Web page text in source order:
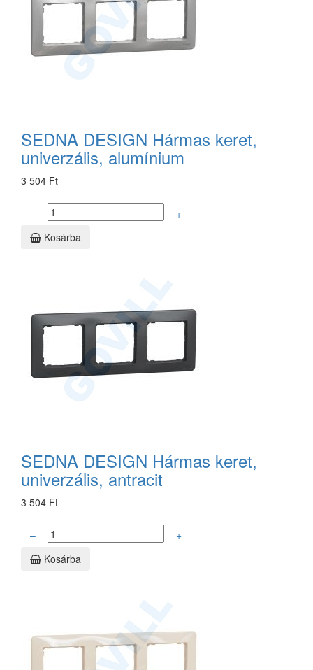
SEDNA DESIGN Hármas keret,
univerzális, alumínium
3 504 Ft
–
+
Kosárba
SEDNA DESIGN Hármas keret,
univerzális, antracit
3 504 Ft
–
+
Kosárba